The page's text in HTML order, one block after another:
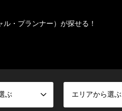
・プランナー）が探せる！
ぶ エリアから選ぶ